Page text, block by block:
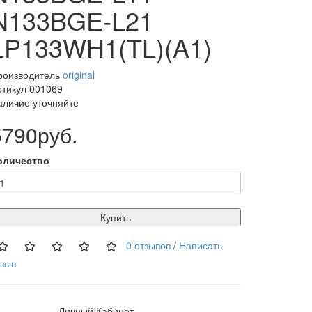
L21
original
001069
уточняйте
Купить
0 отзывов / Написать